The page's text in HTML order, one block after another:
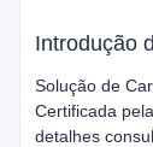
Introdução
Solução de
Certificada
detalhes